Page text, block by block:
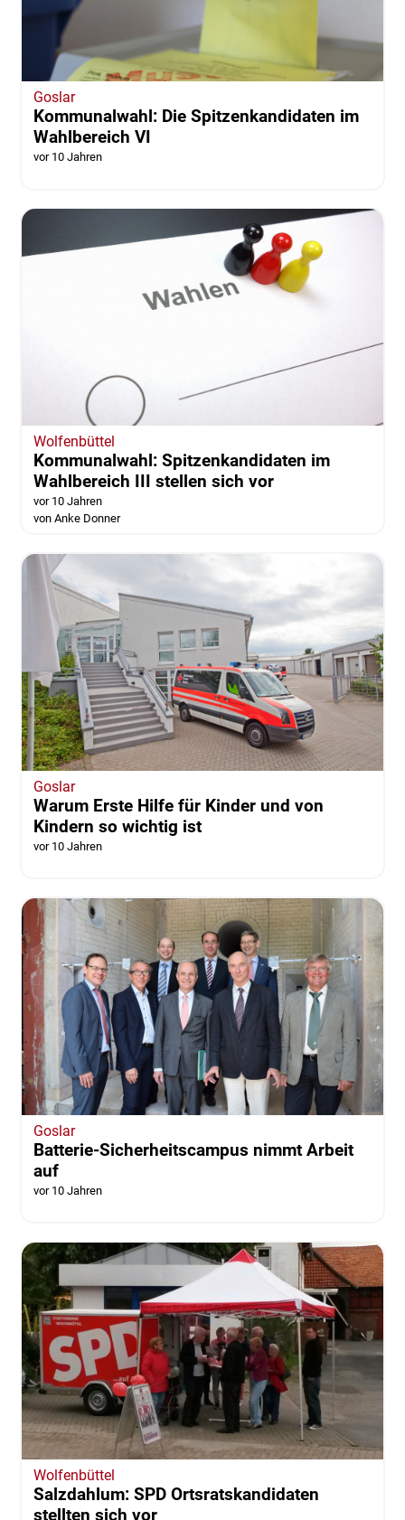
Goslar
Kommunalwahl: Die Spitzenkandidaten im
Wahlbereich VI
vor 10 Jahren
Wolfenbüttel
Kommunalwahl: Spitzenkandidaten im
Wahlbereich III stellen sich vor
vor 10 Jahren
von Anke Donner
Goslar
Warum Erste Hilfe für Kinder und von
Kindern so wichtig ist
vor 10 Jahren
Goslar
Batterie-Sicherheitscampus nimmt Arbeit
auf
vor 10 Jahren
Wolfenbüttel
Salzdahlum: SPD Ortsratskandidaten
stellten sich vor